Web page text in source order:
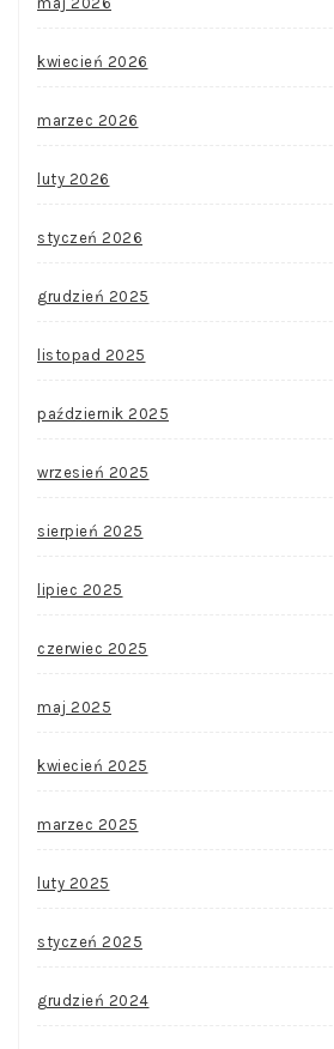
kwiecień 2026
marzec 2026
luty 2026
styczeń 2026
grudzień 2025
listopad 2025
październik 2025
wrzesień 2025
sierpień 2025
lipiec 2025
czerwiec 2025
maj 2025
kwiecień 2025
marzec 2025
luty 2025
styczeń 2025
grudzień 2024